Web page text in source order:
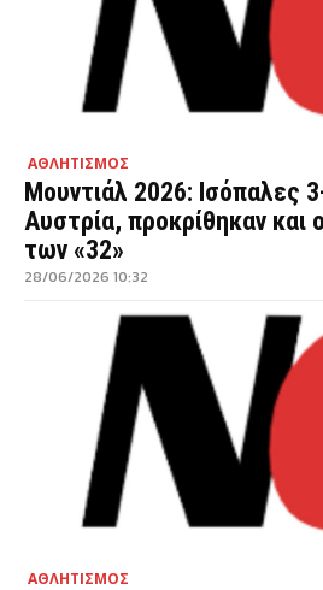
ΑΘΛΗΤΙΣΜΟΣ
Μουντιάλ 2026: Ισόπαλες
Αυστρία, προκρίθηκαν και
των «32»
28/06/2026 10:32
ΑΘΛΗΤΙΣΜΟΣ